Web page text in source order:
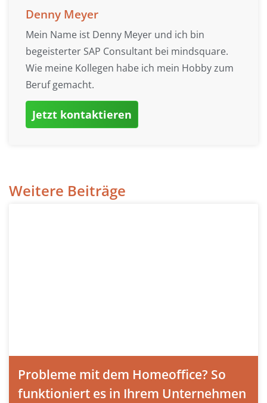
Denny Meyer
Mein Name ist Denny Meyer und ich bin
begeisterter SAP Consultant bei mindsquare.
Wie meine Kollegen habe ich mein Hobby zum
Beruf gemacht.
Jetzt kontaktieren
Weitere Beiträge
Probleme mit dem Homeoffice? So
funktioniert es in Ihrem Unternehmen